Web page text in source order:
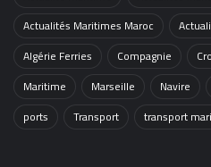
Actualités Maritimes Maroc
Algérie Ferries
Compagnie
Maritime
Marseille Navire
ports
Transport transport